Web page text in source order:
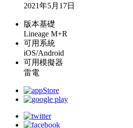
2021年5月17日
版本基礎
Lineage M+R
可用系統
iOS/Android
可用模擬器
雷電